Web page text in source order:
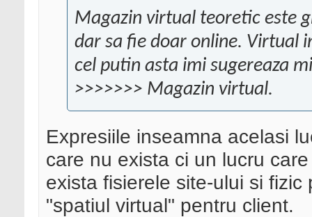
Magazin virtual teoretic este
dar sa fie doar online. Virtual
cel putin asta imi sugereaza
>>>>>>> Magazin virtual.
Expresiile inseamna acelasi
care nu exista ci un lucru
exista fisierele site-ului si
"spatiul virtual" pentru client.